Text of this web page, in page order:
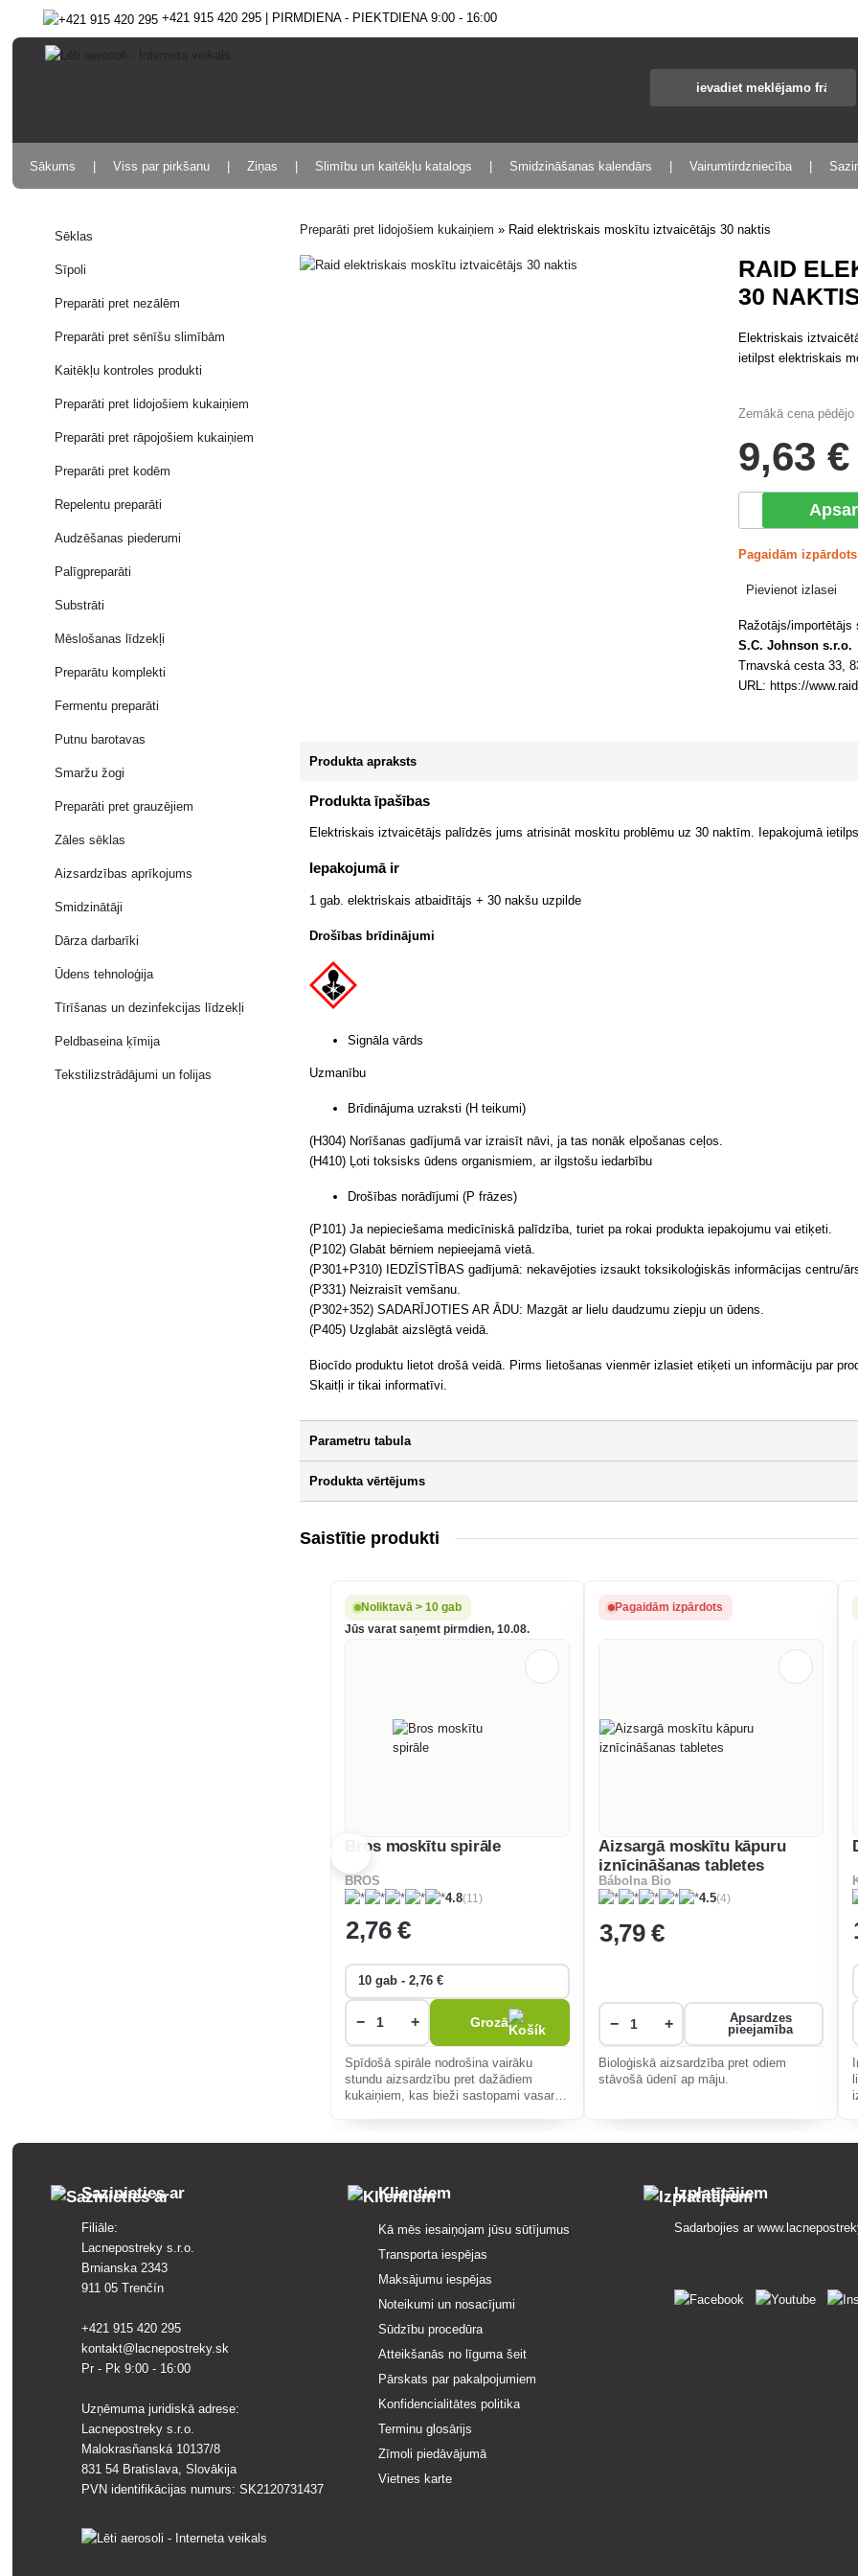
+421 915 420 295 | PIRMDIENA - PIEKTDIENA 9:00 - 16:00
Sākums Viss par pirkšanu Ziņas Slimību un kaitēkļu katalogs Smidzināšanas kalendārs Vairumtirdzniecība
Sēklas
Sīpoli
Preparāti pret nezālēm
Preparāti pret sēnīšu slimībām
Kaitēkļu kontroles produkti
Preparāti pret lidojošiem kukaiņiem
Preparāti pret rāpojošiem kukaiņiem
Preparāti pret kodēm
Repelentu preparāti
Audzēšanas piederumi
Palīgpreparāti
Substrāti
Mēslošanas līdzekļi
Preparātu komplekti
Fermentu preparāti
Putnu barotavas
Smaržu žogi
Preparāti pret grauzējiem
Zāles sēklas
Aizsardzības aprīkojums
Smidzinātāji
Dārza darbarīki
Ūdens tehnoloģija
Tīrīšanas un dezinfekcijas līdzekļi
Peldbaseina ķīmija
Tekstilizstrādājumi un folijas
Preparāti pret lidojošiem kukaiņiem » Raid elektriskais moskītu iztvaicētājs 30 naktis
RAID
30
Elektriskais
ietilpst elektriskais
Zemākā cena
9,63 €
Pagaidām izpārdots
Pievienot izlasei
Ražotājs/importētājs
S.C. Johnson s.r.o.
Trnavská cesta 33,
URL: https://
Produkta apraksts
Produkta īpašības
Elektriskais iztvaicētājs palīdzēs jums atrisināt moskītu problēmu uz 30 naktīm. Iepakojumā
Iepakojumā ir
1 gab. elektriskais atbaidītājs + 30 nakšu uzpilde
Drošības brīdinājumi
Signāla vārds
Uzmanību
Brīdinājuma uzraksti (H teikumi)
(H304) Norīšanas gadījumā var izraisīt nāvi, ja tas nonāk elpošanas ceļos.
(H410) Ļoti toksisks ūdens organismiem, ar ilgstošu iedarbību
Drošības norādījumi (P frāzes)
(P101) Ja nepieciešama medicīniskā palīdzība, turiet pa rokai produkta iepakojumu vai etiķeti.
(P102) Glabāt bērniem nepieejamā vietā.
(P301+P310) IEDZĪSTĪBAS gadījumā: nekavējoties izsaukt toksikoloģiskās informācijas centru/
(P331) Neizraisīt vemšanu.
(P302+352) SADARĪJOTIES AR ĀDU: Mazgāt ar lielu daudzumu ziepju un ūdens.
(P405) Uzglabāt aizslēgtā veidā.
Biocīdo produktu lietot drošā veidā. Pirms lietošanas vienmēr izlasiet etiķeti un informāciju par
Skaitļi ir tikai informatīvi.
Parametru tabula
Produkta vērtējums
Saistītie produkti
Noliktavā > 10 gab
Jūs varat saņemt pirmdien, 10.08.
Bros moskītu spirāle
BROS
4.8(11)
2,76 €
− + Grozā
Spīdošā spirāle nodrošina vairāku
stundu aizsardzību pret dažādiem
kukaiņiem, kas bieži sastopami vasaras
Pagaidām izpārdots
Aizsargā moskītu kāpuru
iznīcināšanas tabletes
Bábolna Bio
4.5(4)
3,79 €
− +
Apsardzes
pieejamība
Bioloģiskā aizsardzība pret odiem
stāvošā ūdenī ap māju.
Sazinieties ar
Filiāle:
Lacnepostreky s.r.o.
Brnianska 2343
911 05 Trenčín
+421 915 420 295
kontakt@lacnepostreky.sk
Pr - Pk 9:00 - 16:00
Uzņēmuma juridiskā adrese:
Lacnepostreky s.r.o.
Malokrasňanská 10137/8
831 54 Bratislava, Slovākija
PVN identifikācijas numurs: SK2120731437
Klientiem
Kā mēs iesaiņojam jūsu sūtījumus
Transporta iespējas
Maksājumu iespējas
Noteikumi un nosacījumi
Sūdzību procedūra
Atteikšanās no līguma šeit
Pārskats par pakalpojumiem
Konfidencialitātes politika
Terminu glosārijs
Zīmoli piedāvājumā
Vietnes karte
Izplatītājiem
Sadarbojies ar